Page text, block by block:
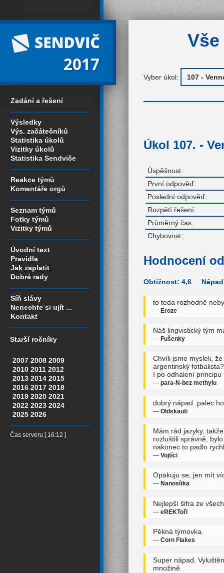
2017
Zadání a řešení
Výsledky
Výs. začátečníků
Statistika úkolů
Vizitky úkolů
Statistika Sendviče
Reakce týmů
Komentáře orgů
Seznam týmů
Fotky týmů
Vizitky týmů
Úvodní text
Pravidla
Jak zaplatit
Dobré rady
Síň slávy
Nenechte si ujít ...
Kontakt
Starší ročníky
2007 2008 2009
2010 2011 2012
2013 2014 2015
2016 2017 2018
2019 2020 2021
2022 2023 2024
2025 2026
Čas serveru [ 16:12 ]
Vyber úkol:
Úkol 107. -
Úspěšnost:
První odpověď:
Poslední odpověď:
Rozpětí řešení:
Průměrný čas:
Chybovost:
Hodnocení
Obtížnost: 4,6
to teda rozhodně
— Eroze
Náš lingvistický tým
— Fušenky
Chvíli jsme mysleli,
argentinský fotbalista?
I po odhalení
— para-N-bez methylu
dobrý nápad..palec
— Oldskauti
Mám rád jazyky,
rozluštili správně,
nakonec to padlo
— Vojtíci
Opakuju se, jen mít
— Nanosítka
Nejlepší šifra ze
— eREKToři
Pěkná týmovka.
— Corn Flakes
Super nápad.
množině.